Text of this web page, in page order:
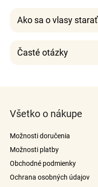
Ako sa o vlasy starať
Časté otázky
Všetko o nákupe
Možnosti doručenia
Možnosti platby
Obchodné podmienky
Ochrana osobných údajov